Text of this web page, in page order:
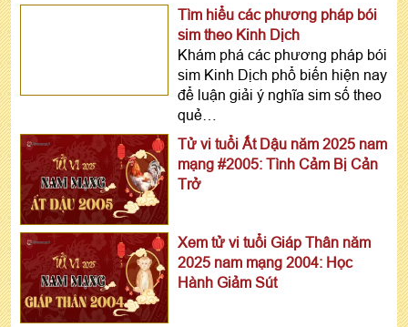
Tìm hiểu các phương pháp bói
sim theo Kinh Dịch
Khám phá các phương pháp bói
sim Kinh Dịch phổ biến hiện nay
để luận giải ý nghĩa sim số theo
quẻ…
Tử vi tuổi Ất Dậu năm 2025 nam
mạng #2005: Tình Cảm Bị Cản
Trở
Xem tử vi tuổi Giáp Thân năm
2025 nam mạng 2004: Học
Hành Giảm Sút